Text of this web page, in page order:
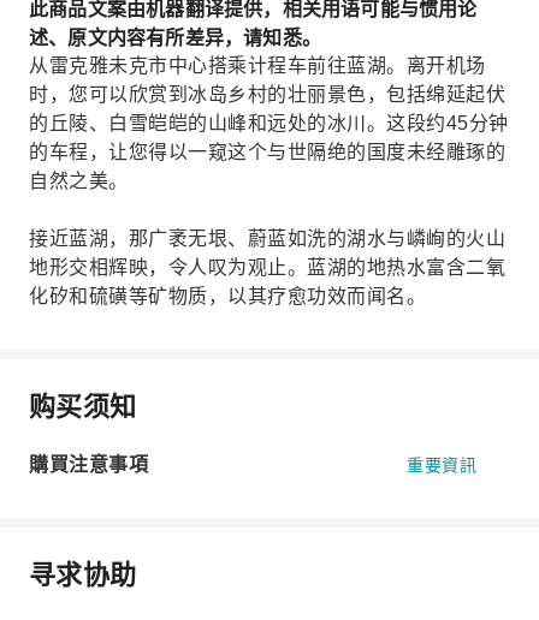
此商品文案由机器翻译提供，相关用语可能与惯用论
述、原文内容有所差异，请知悉。
从雷克雅未克市中心搭乘计程车前往蓝湖。离开机场
时，您可以欣赏到冰岛乡村的壮丽景色，包括绵延起伏
的丘陵、白雪皑皑的山峰和远处的冰川。这段约45分钟
的车程，让您得以一窥这个与世隔绝的国度未经雕琢的
自然之美。
接近蓝湖，那广袤无垠、蔚蓝如洗的湖水与嶙峋的火山
地形交相辉映，令人叹为观止。蓝湖的地热水富含二氧
化矽和硫磺等矿物质，以其疗愈功效而闻名。
购买须知
購買注意事項 重要資訊
寻求协助